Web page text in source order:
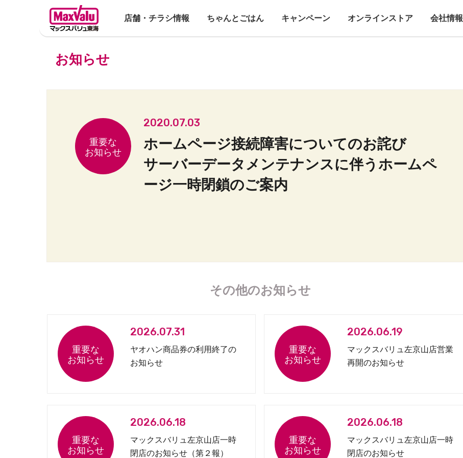
店舗・チラシ情報 ちゃんとごはん キャンペーン オンラインストア 会社情報
お知らせ
2020.07.03
ホームページ接続障害についてのお詫び
サーバーデータメンテナンスに伴うホームペ
ージ一時閉鎖のご案内
その他のお知らせ
2026.07.31
ヤオハン商品券の利用終了の
お知らせ
2026.06.19
マックスバリュ左京山店営業
再開のお知らせ
2026.06.18
マックスバリュ左京山店一時
閉店のお知らせ（第２報）
2026.06.18
マックスバリュ左京山店一時
閉店のお知らせ